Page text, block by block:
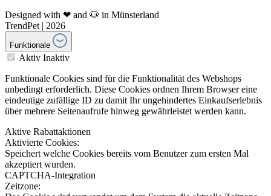
Designed with ❤ and 🐶 in Münsterland
TrendPet | 2026
Funktionale
Aktiv Inaktiv
Funktionale Cookies sind für die Funktionalität des Webshops
unbedingt erforderlich. Diese Cookies ordnen Ihrem Browser eine
eindeutige zufällige ID zu damit Ihr ungehindertes Einkaufserlebnis
über mehrere Seitenaufrufe hinweg gewährleistet werden kann.
Aktive Rabattaktionen
Aktivierte Cookies:
Speichert welche Cookies bereits vom Benutzer zum ersten Mal
akzeptiert wurden.
CAPTCHA-Integration
Zeitzone: